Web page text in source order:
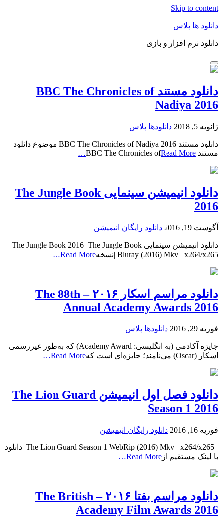
Skip to content
دانلود ها پلاس
دانلود نرم افزار و بازی
دانلود مستند BBC The Chronicles of
Nadiya 2016
ژانویه 5, 2018 دانلودها پلاس
دانلود مستند BBC The Chronicles of Nadiya 2016 موضوع دانلود
مستند BBC The Chronicles of Read More…
دانلود انیمیشن سینمایی The Jungle Book
2016
آگوست 19, 2016 دانلود رایگان انیمیشن
دانلود انیمیشن سینمایی The Jungle Book 2016 The Jungle Book
Bluray (2016) Mkv x264/x265 |نسخه
Read More…
دانلود مراسم اسکار ۲۰۱۶ – The 88th
Annual Academy Awards 2016
فوریه 29, 2016 دانلودها پلاس
جایزه آکادمی (به انگلیسی: Academy Award) که به‌طور غیررسمی
اسکار (Oscar) می‌نامند؛ جایزه‌ای است که
Read More…
دانلود فصل اول انیمیشن The Lion Guard
Season 1 2016
فوریه 16, 2016 دانلود رایگان انیمیشن
The Lion Guard Season 1 WebRip (2016) Mkv x264/x265 |دانلود
با لینک مستقیم از Read More…
دانلود مراسم بفتا ۲۰۱۶ – The British
Academy Film Awards 2016